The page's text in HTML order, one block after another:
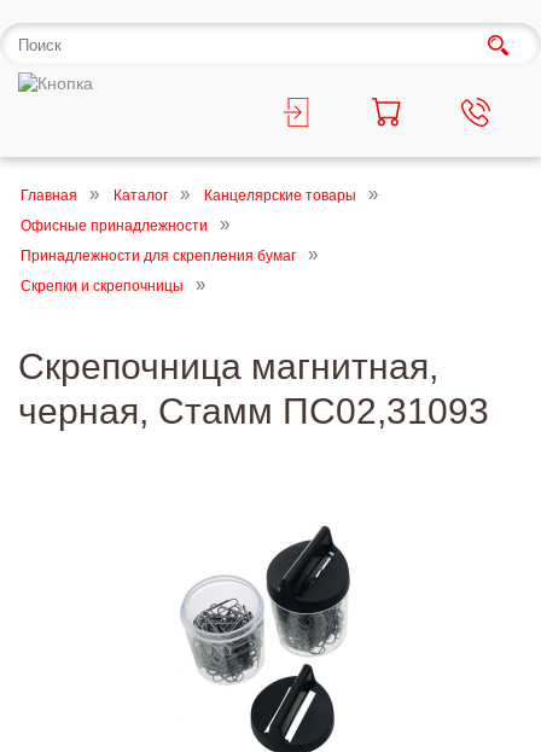
Главная Каталог
Канцелярские товары
Офисные принадлежности
Принадлежности для скрепления бумаг
Скрепки и скрепочницы
Скрепочница магнитная,
черная, Стамм ПС02,31093